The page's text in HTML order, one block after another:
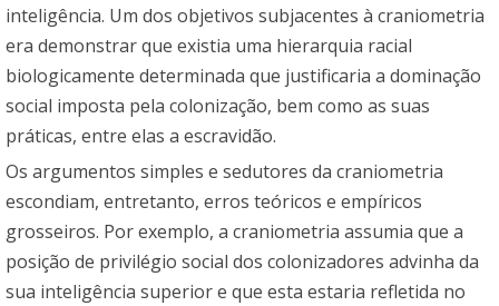
inteligência. Um dos objetivos subjacentes à craniometria
era demonstrar que existia uma hierarquia racial
biologicamente determinada que justificaria a dominação
social imposta pela colonização, bem como as suas
práticas, entre elas a escravidão.
Os argumentos simples e sedutores da craniometria
escondiam, entretanto, erros teóricos e empíricos
grosseiros. Por exemplo, a craniometria assumia que a
posição de privilégio social dos colonizadores advinha da
sua inteligência superior e que esta estaria refletida no